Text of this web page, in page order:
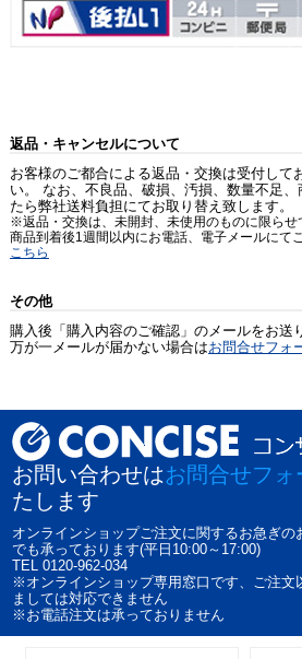
返品・キャンセルについて
お客様のご都合による返品・交換は受付して
い。 なお、不良品、破損、汚損、数量不足
たら弊社送料負担にてお取り替え致します。
※返品・交換は、未開封、未使用のものに限らせ
商品到着後1週間以内にお電話、電子メールにて
こちら
その他
購入後「購入内容のご確認」のメールをお送
万が一メールが届かない場合はお問合せフォ
お問い合わせはお問合せフォ
たします
オンラインショップご注文に関するお急ぎ
でも承っております(平日10:00～17:00)
TEL 0120-962-034
※オンラインショップ専用窓口です、ご注文
ましては対応できません
※お電話注文は承っておりません